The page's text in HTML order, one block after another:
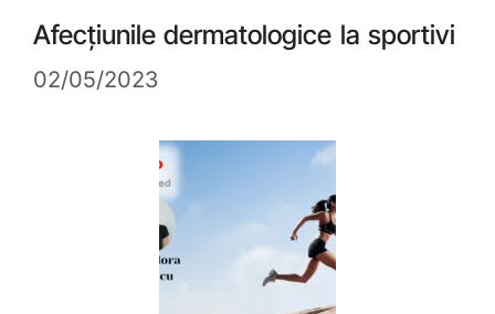
Afecțiunile dermatologice la sportivi
02/05/2023